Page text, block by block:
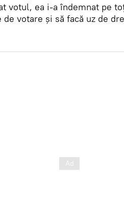
votul, ea i-a îndemnat pe
de votare și să facă uz de